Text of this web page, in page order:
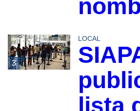
3
LOCAL
lista